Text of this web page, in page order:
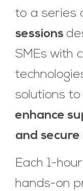
to a series
sessions
SMEs with
solutions to
enhance
and
Each 1-
hands-on